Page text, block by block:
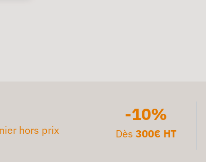
hors prix
-10%
Dès 300€ HT